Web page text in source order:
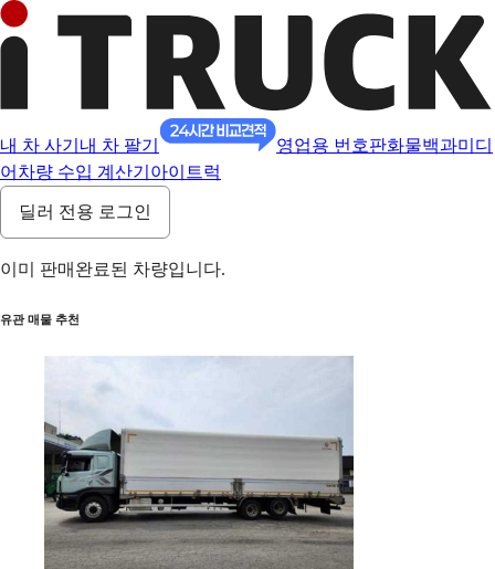
내 차 사기 내 차 팔기 영업용 번호판화물백과미디
어 차량 수입 계산기 아이트럭
딜러 전용 로그인
이미 판매완료된 차량입니다.
유관 매물 추천